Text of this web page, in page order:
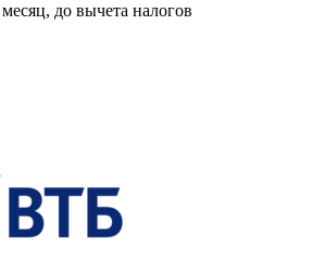
месяц, до вычета налогов